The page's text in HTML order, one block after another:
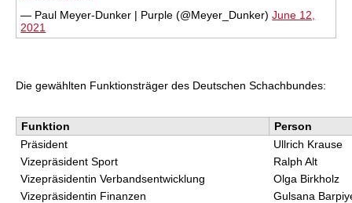
— Paul Meyer-Dunker | Purple (@Meyer_Dunker)June 12,
2021
Die gewählten Funktionsträger des Deutschen Schachbundes:
Funktion
Person
Präsident
Ullrich Krause
Vizepräsident Sport
Ralph Alt
Vizepräsidentin Verbandsentwicklung
Olga Birkholz
Vizepräsidentin Finanzen
Gulsana